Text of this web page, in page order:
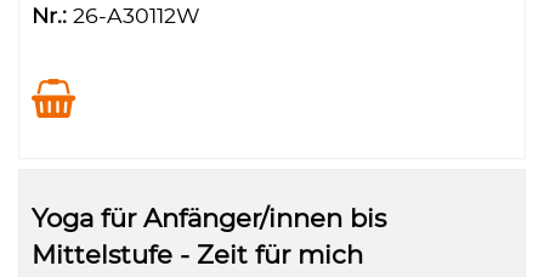
Nr.: 26-A30112W
Yoga für Anfänger/innen bis
Mittelstufe - Zeit für mich